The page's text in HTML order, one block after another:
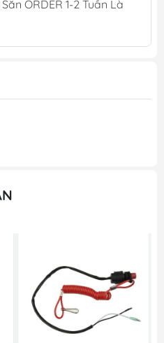
ORDER 1-2 Tuần Là